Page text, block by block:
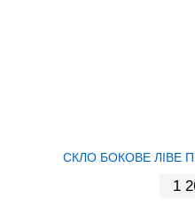
СКЛО БОКОВЕ ЛІВЕ
1